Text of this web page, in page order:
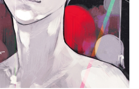
し、ガミラスの攻撃によって汚染さ
れた地球を浄化再生させるシステム
を受け取りに行くという計画だっ
た。その人類最後の希望を託すべき
艦の名は「ヤマト」。しかし、人類
に残された猶予はあと一年しかな
い。ヤマトは果たして人類を救うこ
とができるのか。作品名宇宙戦艦ヤ